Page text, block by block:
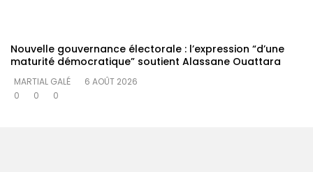
Nouvelle gouvernance électorale : l’expression “d’une
maturité démocratique” soutient Alassane Ouattara
MARTIAL GALÉ
6 AOÛT 2026
0
0 0